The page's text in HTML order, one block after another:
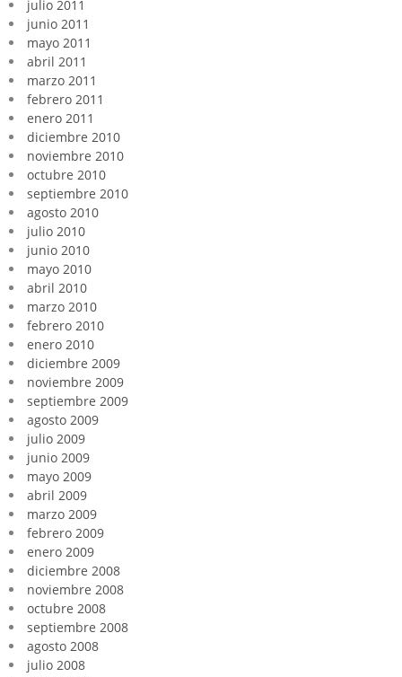
julio 2011
junio 2011
mayo 2011
abril 2011
marzo 2011
febrero 2011
enero 2011
diciembre 2010
noviembre 2010
octubre 2010
septiembre 2010
agosto 2010
julio 2010
junio 2010
mayo 2010
abril 2010
marzo 2010
febrero 2010
enero 2010
diciembre 2009
noviembre 2009
septiembre 2009
agosto 2009
julio 2009
junio 2009
mayo 2009
abril 2009
marzo 2009
febrero 2009
enero 2009
diciembre 2008
noviembre 2008
octubre 2008
septiembre 2008
agosto 2008
julio 2008